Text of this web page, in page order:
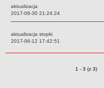
Przekształcone szkoły i
Wielofunkcyjna Placówka
SPECJALNE OŚRODKI SZKOLNO-
Specjalny Ośrodek nr 1
aktualizacja
Data:
2017-06-30 21:24:24
aktualizacja stopki
Data:
2017-06-12 17:42:51
Zmiany o
1 - 3 (z 3)